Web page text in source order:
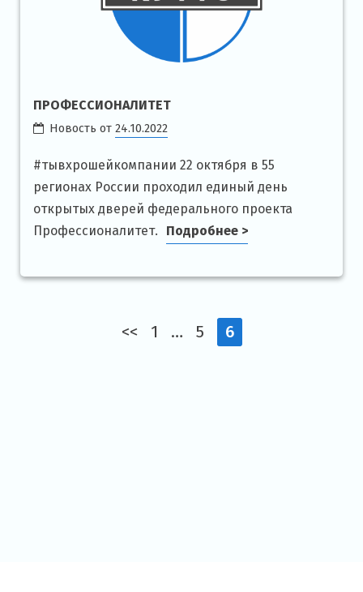
ПРОФЕССИОНАЛИТЕТ
Новость от24.10.2022
#тывхрошейкомпании 22 октября в 55
регионах России проходил единый день
открытых дверей федерального проекта
Профессионалитет.
Подробнее >
<< 1 … 5 6